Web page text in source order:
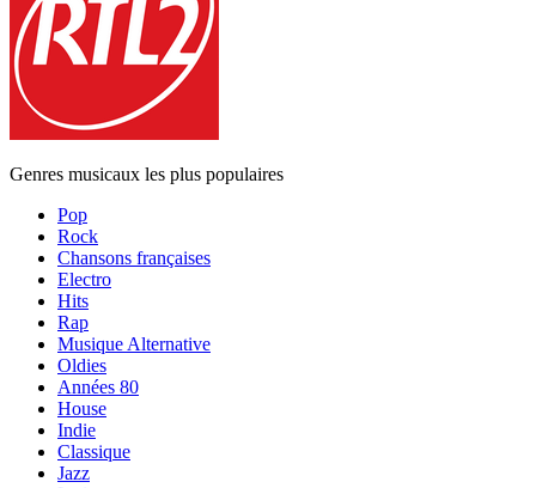
Genres musicaux les plus populaires
Pop
Rock
Chansons françaises
Electro
Hits
Rap
Musique Alternative
Oldies
Années 80
House
Indie
Classique
Jazz